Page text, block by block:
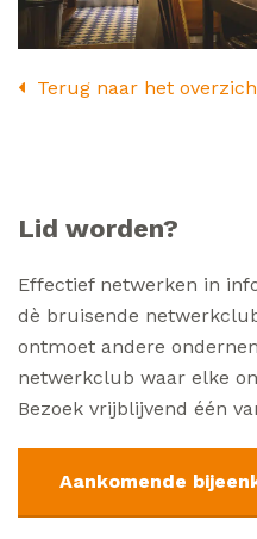
Terug naar het
Lid worden?
Effectief netwerken in
dè bruisende
ontmoet andere
netwerkclub waar elke
Bezoek vrijblijvend één
Aankomende